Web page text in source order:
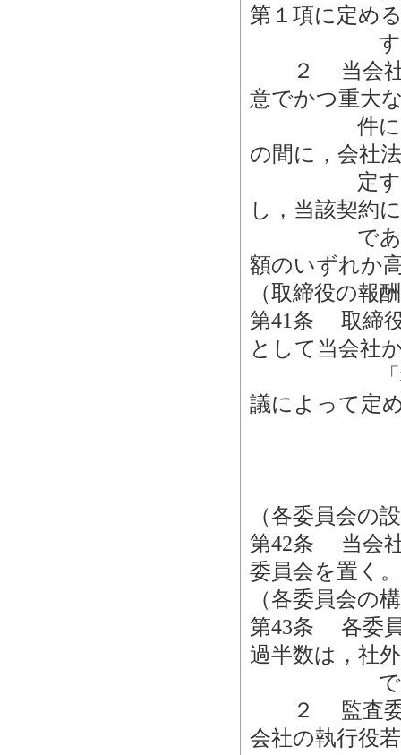
第１項に定め
するこ
２ 当会社は
意でかつ重大
件に該当
の間に，会社
定する契
し，当該契約
であらか
額のいずれか
（取締役の報
第41条 取締
として当会社
「報酬等
議によって定
（各委員会の
第42条 当会社
委員会を置く。
（各委員会の
第43条 各委
過半数は，社
でない者
２ 監査委員
会社の執行役